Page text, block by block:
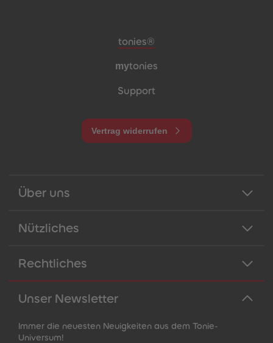
Meta-Navigation Footer
tonies®
mytonies
Support
Vertrag widerrufen
Über uns
Nützliches
Rechtliches
Unser Newsletter
Immer die neuesten Neuigkeiten aus dem Tonie-
Universum!